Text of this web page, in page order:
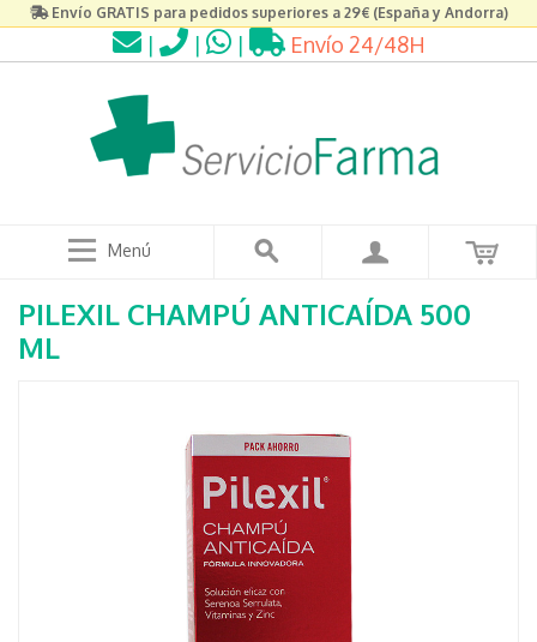
Envío GRATIS para pedidos superiores a 29€ (España y Andorra)
| | | Envío 24/48H
Menú
PILEXIL CHAMPÚ ANTICAÍDA 500
ML